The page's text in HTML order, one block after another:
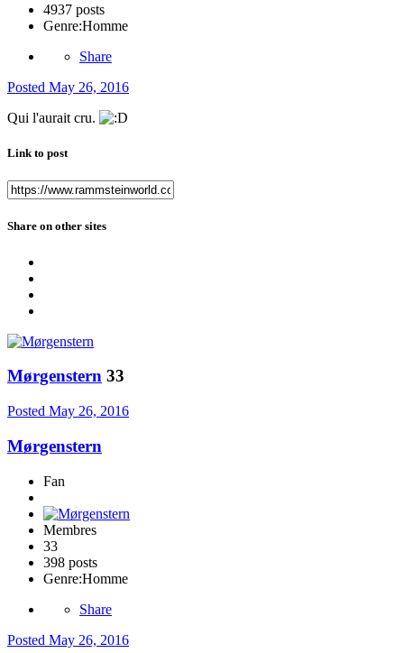
4937 posts
Genre:Homme
Share
Posted May 26, 2016
Qui l'aurait cru.
Link to post
Share on other sites
Mørgenstern 33
Posted May 26, 2016
Mørgenstern
Fan
Membres
33
398 posts
Genre:Homme
Share
Posted May 26, 2016